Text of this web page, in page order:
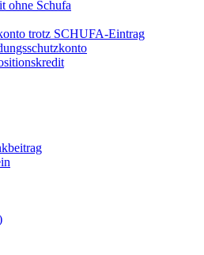
ohne Schufa
trotz SCHUFA-Eintrag